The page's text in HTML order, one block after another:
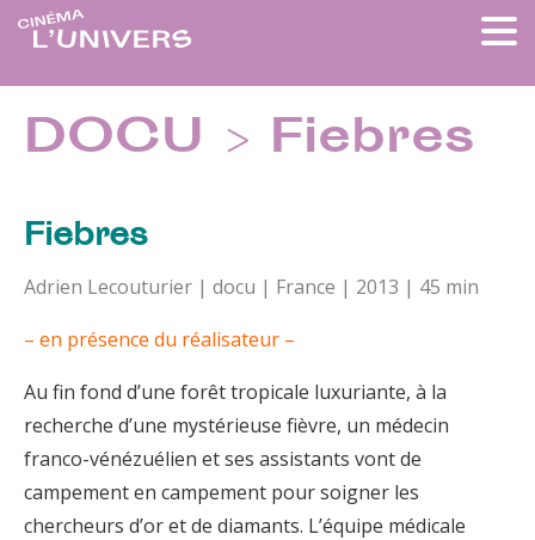
DOCU > Fiebres
Fiebres
Adrien Lecouturier | docu | France | 2013 | 45 min
– en présence du réalisateur –
Au fin fond d’une forêt tropicale luxuriante, à la
recherche d’une mystérieuse fièvre, un médecin
franco-vénézuélien et ses assistants vont de
campement en campement pour soigner les
chercheurs d’or et de diamants. L’équipe médicale